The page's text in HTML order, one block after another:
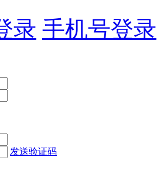
录 手机号登录
发送验证码